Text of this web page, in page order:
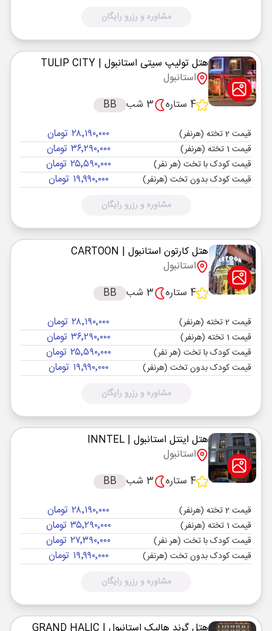
مشاوره و رزرو رایگان
هتل تولیپ سیتی استانبول | TULIP CITY
استانبول
4 ستاره
3 شب BB
قیمت 2 تخته (هرنفر) ۲۸٬۱۹۰٬۰۰۰ تومان
قیمت 1 تخته (هرنفر) ۳۶٬۲۹۰٬۰۰۰ تومان
قیمت کودک با تخت (هر نفر) ۲۵٬۵۹۰٬۰۰۰ تومان
قیمت کودک بدون تخت (هرنفر) ۱۹٬۹۹۰٬۰۰۰ تومان
مشاوره و رزرو رایگان
هتل کارتون استانبول | CARTOON
استانبول
4 ستاره
3 شب BB
قیمت 2 تخته (هرنفر) ۲۸٬۱۹۰٬۰۰۰ تومان
قیمت 1 تخته (هرنفر) ۳۶٬۲۹۰٬۰۰۰ تومان
قیمت کودک با تخت (هر نفر) ۲۵٬۵۹۰٬۰۰۰ تومان
قیمت کودک بدون تخت (هرنفر) ۱۹٬۹۹۰٬۰۰۰ تومان
مشاوره و رزرو رایگان
هتل اینتل استانبول | INNTEL
استانبول
4 ستاره
3 شب BB
قیمت 2 تخته (هرنفر) ۲۸٬۱۹۰٬۰۰۰ تومان
قیمت 1 تخته (هرنفر) ۳۵٬۲۹۰٬۰۰۰ تومان
قیمت کودک با تخت (هر نفر) ۲۷٬۳۹۰٬۰۰۰ تومان
قیمت کودک بدون تخت (هرنفر) ۱۹٬۹۹۰٬۰۰۰ تومان
مشاوره و رزرو رایگان